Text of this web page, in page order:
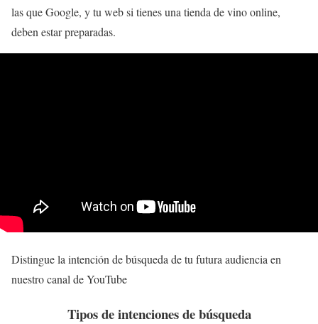
las que Google, y tu web si tienes una tienda de vino online,
deben estar preparadas.
Distingue la intención de búsqueda de tu futura audiencia en
nuestro canal de YouTube
Tipos de intenciones de búsqueda